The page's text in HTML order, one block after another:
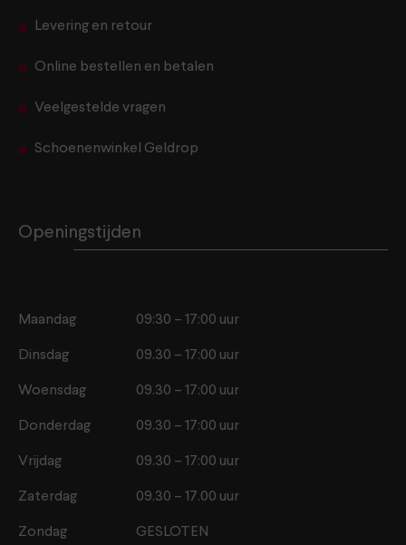
Levering en retour
Online bestellen en betalen
Veelgestelde vragen
Schoenenwinkel Geldrop
Openingstijden
Maandag 09:30 – 17:00 uur
Dinsdag 09.30 – 17:00 uur
Woensdag 09.30 – 17:00 uur
Donderdag 09.30 – 17:00 uur
Vrijdag 09.30 – 17:00 uur
Zaterdag 09.30 – 17.00 uur
Zondag GESLOTEN